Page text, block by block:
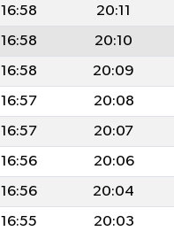
16:58 20:11
16:58 20:10
16:58 20:09
16:57 20:08
16:57 20:07
16:56 20:06
16:56 20:04
16:55 20:03